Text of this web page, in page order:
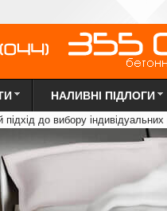
НАЛИВНІ ПІДЛОГИ
підхід до вибору індивідуальних